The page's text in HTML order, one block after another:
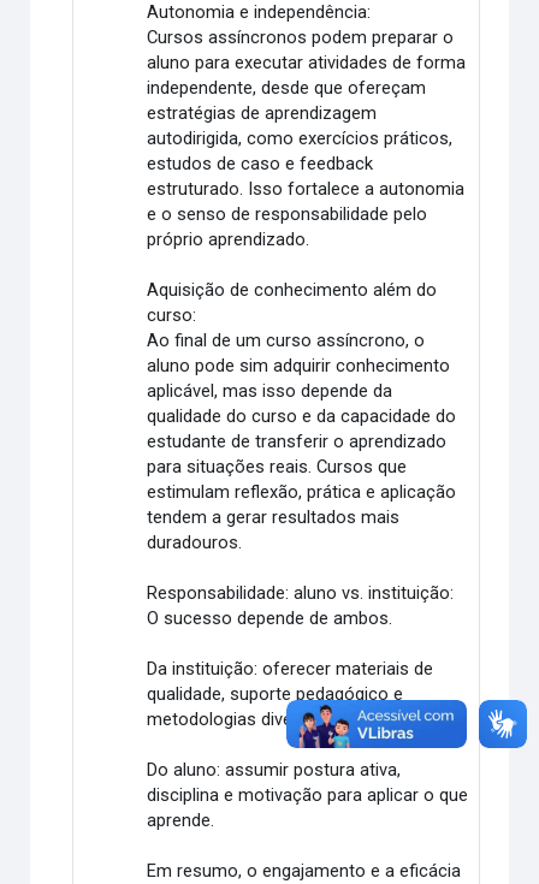
Autonomia e independência:
Cursos assíncronos podem preparar o
aluno para executar atividades de forma
independente, desde que ofereçam
estratégias de aprendizagem
autodirigida, como exercícios práticos,
estudos de caso e feedback
estruturado. Isso fortalece a autonomia
e o senso de responsabilidade pelo
próprio aprendizado.
Aquisição de conhecimento além do
curso:
Ao final de um curso assíncrono, o
aluno pode sim adquirir conhecimento
aplicável, mas isso depende da
qualidade do curso e da capacidade do
estudante de transferir o aprendizado
para situações reais. Cursos que
estimulam reflexão, prática e aplicação
tendem a gerar resultados mais
duradouros.
Responsabilidade: aluno vs. instituição:
O sucesso depende de ambos.
Da instituição: oferecer materiais de
qualidade, suporte pedagógico e
metodologias diversificadas.
Do aluno: assumir postura ativa,
disciplina e motivação para aplicar o que
aprende.
Em resumo, o engajamento e a eficácia